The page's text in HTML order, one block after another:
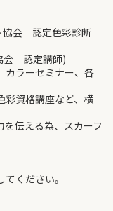
協会 認定色彩診断
会 認定講師)
カラーセミナー、各
彩資格講座など、横
伝える為、スカーフ
てください。